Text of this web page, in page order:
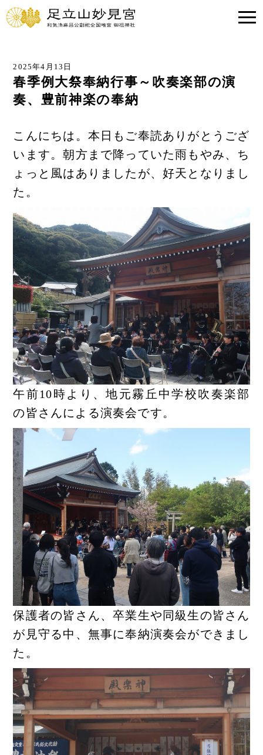
2025年4月13日
春季例大祭奉納行事～吹奏楽部の演
奏、豊前神楽の奉納
こんにちは。本日もご奉読ありがとうござ
います。朝方まで降っていた雨もやみ、ち
ょっと風はありましたが、好天となりまし
た。
午前10時より、地元霧丘中学校吹奏楽部
の皆さんによる演奏会です。
保護者の皆さん、卒業生や同級生の皆さん
が見守る中、無事に奉納演奏会ができまし
た。